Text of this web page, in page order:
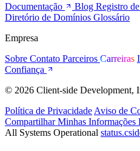
Documentação
Blog Registro
Diretório de Domínios Glossário
Empresa
Sobre Contato Parceiros Carreiras
Confiança
© 2026 Client-side Development,
Política de Privacidade Aviso de
Compartilhar Minhas Informações
All Systems Operational